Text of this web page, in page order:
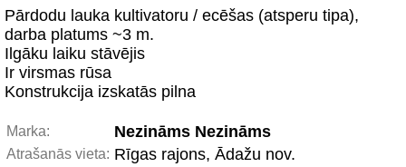
Pārdodu lauka kultivatoru / ecēšas (atsperu tipa),
darba platums ~3 m.
Ilgāku laiku stāvējis
Ir virsmas rūsa
Konstrukcija izskatās pilna
Marka: Nezināms Nezināms
Atrašanās vieta: Rīgas rajons, Ādažu nov.